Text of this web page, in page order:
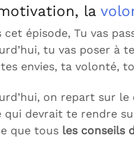
la
cet épisode, Tu vas
tu vas poser à
envies, ta volonté,
on repart sur
qui devrait te rendre
que tous les conseils